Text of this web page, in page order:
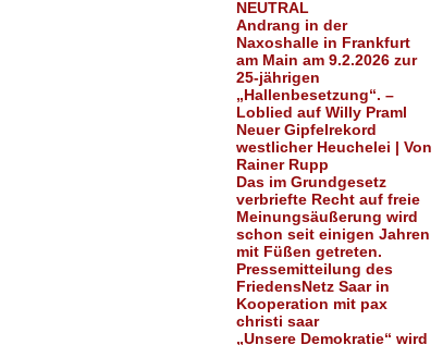
NEUTRAL
Andrang in der
Naxoshalle in Frankfurt
am Main am 9.2.2026 zur
25-jährigen
„Hallenbesetzung“. –
Loblied auf Willy Praml
Neuer Gipfelrekord
westlicher Heuchelei | Von
Rainer Rupp
Das im Grundgesetz
verbriefte Recht auf freie
Meinungsäußerung wird
schon seit einigen Jahren
mit Füßen getreten.
Pressemitteilung des
FriedensNetz Saar in
Kooperation mit pax
christi saar
„Unsere Demokratie“ wird